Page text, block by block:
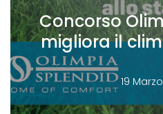
Concorso
migliora il
19